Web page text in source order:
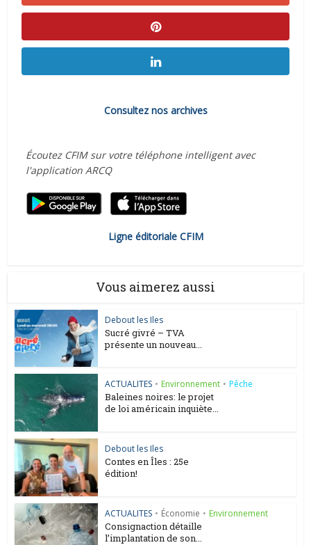
Consultez nos archives
Écoutez CFIM sur votre téléphone intelligent avec
l'application ARCQ
Ligne éditoriale CFIM
Vous aimerez aussi
Debout les Iles
Sucré givré – TVA
présente un nouveau...
ACTUALITES • Environnement • Pêche
Baleines noires: le projet
de loi américain inquiète...
Debout les Iles
Contes en Îles : 25e
édition!
ACTUALITES • Économie • Environnement
Consignaction détaille
l’implantation de son...